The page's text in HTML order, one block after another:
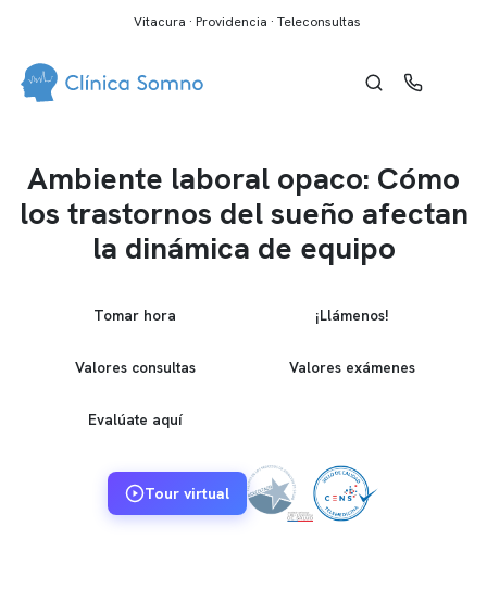
Vitacura · Providencia · Teleconsultas
Ambiente laboral opaco: Cómo
los trastornos del sueño afectan
la dinámica de equipo
Tomar hora ¡Llámenos!
Valores consultas Valores exámenes
Evalúate aquí
Tour virtual